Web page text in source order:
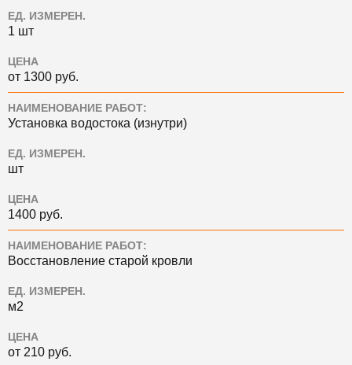
ЕД. ИЗМЕРЕН.
1 шт
ЦЕНА
от 1300 руб.
НАИМЕНОВАНИЕ РАБОТ:
Установка водостока (изнутри)
ЕД. ИЗМЕРЕН.
шт
ЦЕНА
1400 руб.
НАИМЕНОВАНИЕ РАБОТ:
Восстановление старой кровли
ЕД. ИЗМЕРЕН.
м2
ЦЕНА
от 210 руб.